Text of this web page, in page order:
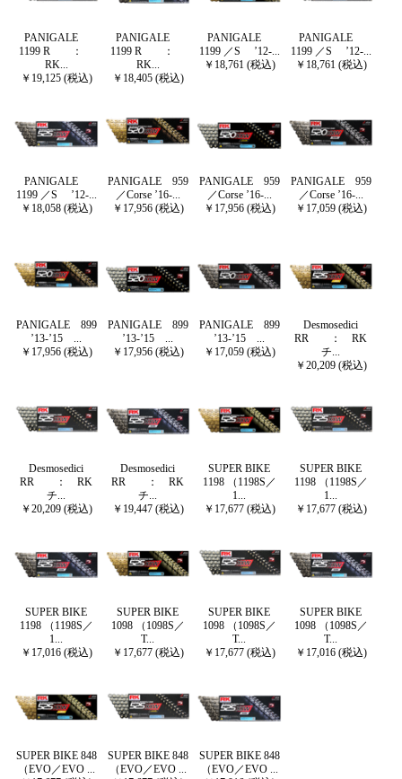
PANIGALE
1199 R ：
RK...
￥19,125 (税込)
PANIGALE
1199 R ：
RK...
￥18,405 (税込)
PANIGALE
1199 ／S ’12-...
￥18,761 (税込)
PANIGALE
1199 ／S ’12-...
￥18,761 (税込)
PANIGALE
1199 ／S ’12-...
￥18,058 (税込)
PANIGALE 959
／Corse ’16-...
￥17,956 (税込)
PANIGALE 959
／Corse ’16-...
￥17,956 (税込)
PANIGALE 959
／Corse ’16-...
￥17,059 (税込)
PANIGALE 899
’13-’15 ...
￥17,956 (税込)
PANIGALE 899
’13-’15 ...
￥17,956 (税込)
PANIGALE 899
’13-’15 ...
￥17,059 (税込)
Desmosedici
RR ： RK
チ...
￥20,209 (税込)
Desmosedici
RR ： RK
チ...
￥20,209 (税込)
Desmosedici
RR ： RK
チ...
￥19,447 (税込)
SUPER BIKE
1198 （1198S／
1...
￥17,677 (税込)
SUPER BIKE
1198 （1198S／
1...
￥17,677 (税込)
SUPER BIKE
1198 （1198S／
1...
￥17,016 (税込)
SUPER BIKE
1098 （1098S／
T...
￥17,677 (税込)
SUPER BIKE
1098 （1098S／
T...
￥17,677 (税込)
SUPER BIKE
1098 （1098S／
T...
￥17,016 (税込)
SUPER BIKE 848
（EVO／EVO ...
SUPER BIKE 848
（EVO／EVO ...
SUPER BIKE 848
（EVO／EVO ...